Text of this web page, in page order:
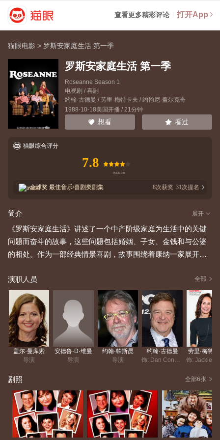
查看更多精彩评论 打开App
猫眼电影 > 罗斯安家庭生活 第一季
罗斯安家庭生活 第一季
Roseanne Season 1
电视剧 / 喜剧
约翰·古德曼 / 劳里·梅特卡夫 / 约翰尼·盖尔克奇
1988-10-18美国开播 / 21分钟
想看 看过
猫眼综合评分
7.8
金球奖 最佳音乐/喜剧类剧集 8次获奖 31次提名
简介 展开
《罗斯安家庭生活》讲述了一个中产阶级家庭为生活中的关键
问题而奋斗的故事，这些问题包括婚姻、子女、金钱和与公婆
的相处。作为一部经典情景喜剧，故事围绕着康纳一家展开，
庭主妇罗斯安在妹妹杰基的陪伴下，努力维系着家庭的完整，
还有……
演职人员 全部
盖尔·曼库索
导演
安德鲁·D·维曼
导演
约翰·帕斯昆
导演
约翰·古德曼
饰: Dan Conner
劳里·梅特
剧照 全部6张